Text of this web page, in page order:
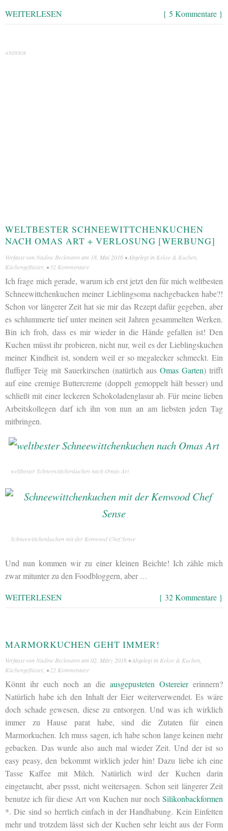
WEITERLESEN { 5 Kommentare }
ANZEIGE
WELTBESTER SCHNEEWITTCHENKUCHEN
NACH OMAS ART + VERLOSUNG [WERBUNG]
Verfasst von Nadine Beckmann am 18. Mai 2016 • Abgelegt in Kekse & Kuchen
Küchengeflüster, • 32 Kommentare
Ich frage mich gerade, warum ich erst jetzt den für mich weltbesten
Schneewittchenkuchen meiner Lieblingsoma nachgebacken habe?!
Schon vor längerer Zeit hat sie mir das Rezept dafür gegeben, aber
es schlummerte tief unter meinen seit Jahren gesammelten Werken.
Bin ich froh, dass es mir wieder in die Hände gefallen ist! Den
Kuchen müsst ihr probieren, nicht nur, weil es der Lieblingskuchen
meiner Kindheit ist, sondern weil er so megalecker schmeckt. Ein
fluffiger Teig mit Sauerkirschen (natürlich aus Omas Garten) trifft
auf eine cremige Buttercreme (doppelt gemoppelt hält besser) und
schließt mit einer leckeren Schokoladenglasur ab. Für meine lieben
Arbeitskollegen darf ich ihn von nun an am liebsten jeden Tag
mitbringen.
weltbester Schneewittchenkuchen nach Omas Art
Schneewittchenkuchen mit der Kenwood Chef Sense
Und nun kommen wir zu einer kleinen Beichte! Ich zähle mich
zwar mitunter zu den Foodbloggern, aber …
WEITERLESEN { 32 Kommentare }
MARMORKUCHEN GEHT IMMER!
Verfasst von Nadine Beckmann am 02. März 2016 • Abgelegt in Kekse & Kuchen,
Küchengeflüster, •22 Kommentare
Könnt ihr euch noch an die ausgepusteten Ostereiererinnern?
Natürlich habe ich den Inhalt der Eier weiterverwendet. Es wäre
doch schade gewesen, diese zu entsorgen. Und was ich wirklich
immer zu Hause parat habe, sind die Zutaten für einen
Marmorkuchen. Ich muss sagen, ich habe schon lange keinen mehr
gebacken. Das wurde also auch mal wieder Zeit. Und der ist so
easy peasy, den bekommt wirklich jeder hin! Dazu liebe ich eine
Tasse Kaffee mit Milch. Natürlich wird der Kuchen darin
eingetaucht, aber pssst, nicht weitersagen. Schon seit längerer Zeit
benutze ich für diese Art von Kuchen nur noch Silikonbackformen
*. Die sind so herrlich einfach in der Handhabung. Kein Einfetten
mehr und trotzdem lässt sich der Kuchen sehr leicht aus der Form